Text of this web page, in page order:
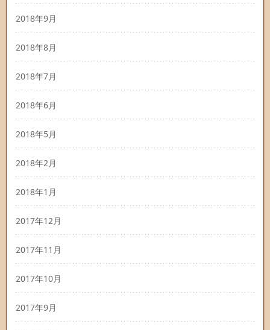
2018年9月
2018年8月
2018年7月
2018年6月
2018年5月
2018年2月
2018年1月
2017年12月
2017年11月
2017年10月
2017年9月